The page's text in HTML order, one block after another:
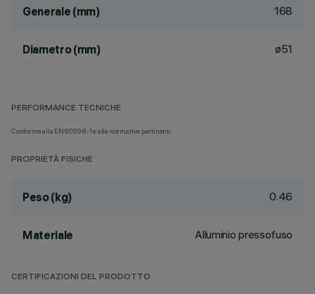
Generale (mm) 168
Diametro (mm) ø51
PERFORMANCE TECNICHE
Conforme alla EN60598-1 e alle normative pertinenti.
PROPRIETÀ FISICHE
Peso (kg) 0.46
Materiale Alluminio pressofuso
CERTIFICAZIONI DEL PRODOTTO